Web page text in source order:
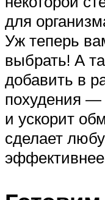
для
Уж теперь
выбрать! А
добавить в
похудения —
и ускорит
сделает